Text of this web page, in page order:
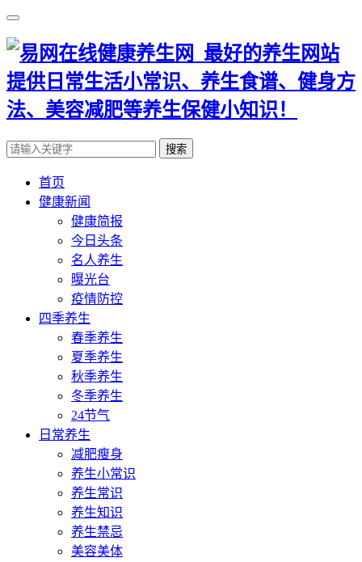
搜索
首页
健康新闻
健康简报
今日头条
名人养生
曝光台
疫情防控
四季养生
春季养生
夏季养生
秋季养生
冬季养生
24节气
日常养生
减肥瘦身
养生小常识
养生常识
养生知识
养生禁忌
美容美体